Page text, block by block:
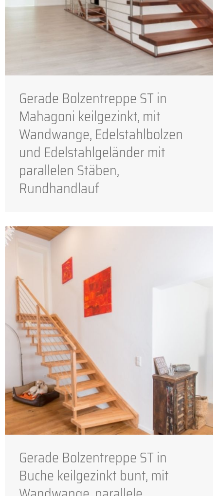
Gerade Bolzentreppe ST in
Mahagoni keilgezinkt, mit
Wandwange, Edelstahlbolzen
und Edelstahlgeländer mit
parallelen Stäben,
Rundhandlauf
Gerade Bolzentreppe ST in
Buche keilgezinkt bunt, mit